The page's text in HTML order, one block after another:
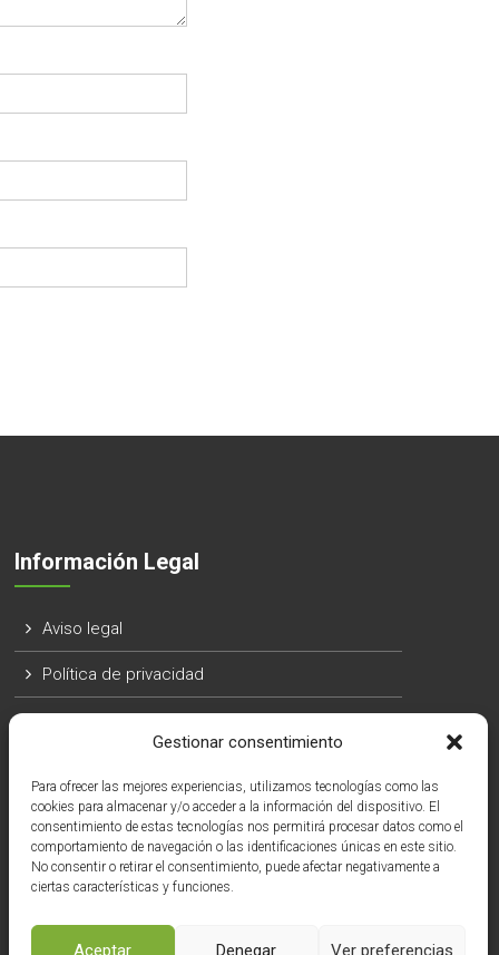
Gestionar consentimiento
Para ofrecer las mejores experiencias, utilizamos tecnologías como las
cookies para almacenar y/o acceder a la información del dispositivo. El
consentimiento de estas tecnologías nos permitirá procesar datos como el
comportamiento de navegación o las identificaciones únicas en este sitio.
No consentir o retirar el consentimiento, puede afectar negativamente a
ciertas características y funciones.
Aceptar Denegar Ver preferencias
Información Legal
Aviso legal
Política de privacidad
Política de cookies